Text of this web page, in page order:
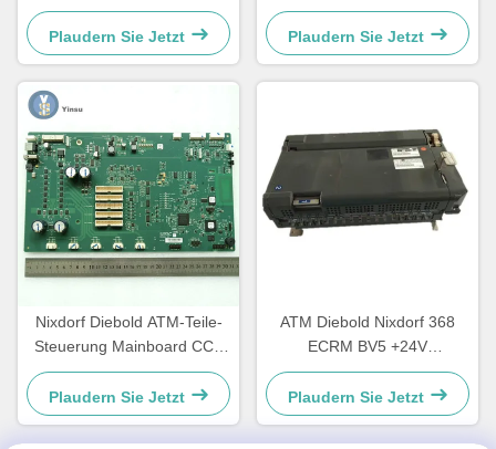
Transportgurt 67T
Plaudern Sie Jetzt
Transportgurt
2900837500AH
Plaudern Sie Jetzt
Nixdorf Diebold ATM-Teile-
Steuerung Mainboard CCA
Discovery 49242480000B
Plaudern Sie Jetzt
ATM Diebold Nixdorf 368
ECRM BV5 +24V
Rechnungsacceptor
Validator Teile
49238415000A
Plaudern Sie Jetzt